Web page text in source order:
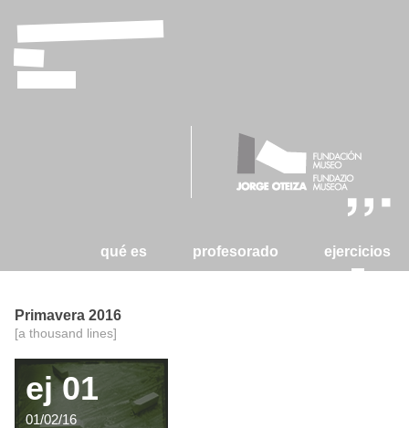
laboratorio
de
tizas
qué es profesorado ejercicios
Primavera 2016
[a thousand lines]
ej 01
01/02/16